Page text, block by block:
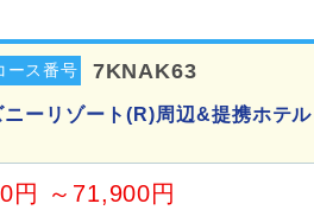
ース番号 7KNAK63
ーリゾート(R)周辺&提携ホテル
円 ～71,900円